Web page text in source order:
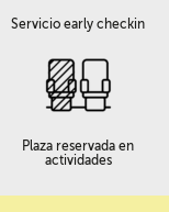
Servicio early checkin
Plaza reservada en
actividades